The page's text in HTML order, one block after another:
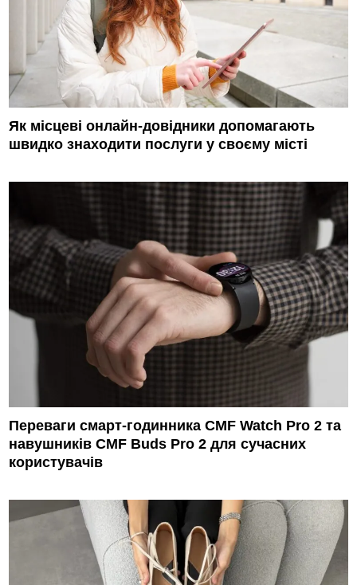
Як місцеві онлайн-довідники допомагають
швидко знаходити послуги у своєму місті
Переваги смарт-годинника CMF Watch Pro 2 та
навушників CMF Buds Pro 2 для сучасних
користувачів